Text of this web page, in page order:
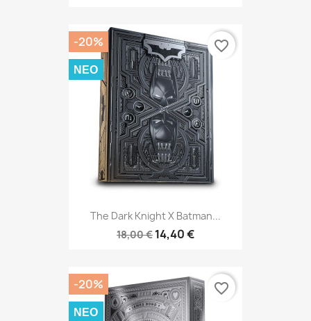
The Dark Knight X Batman...
18,00 € 14,40 €
-20%
ΝΈΟ
favorite_border
-20%
ΝΈΟ
favorite_border